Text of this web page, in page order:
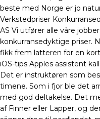
beste med Norge er jo
Verkstedpriser
AS Vi utfører alle våre
konkurransedyktige priser.
fikk frem latteren for en kort
iOS-tips Apples assistent
Det er instruktøren som
timene. Som i fjor ble det
med god deltakelse. Det
af Finner eller Lapper, og